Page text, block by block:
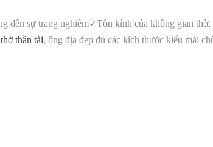
đến sự trang nghiêm✓Tôn kính của không gian thờ.
thần tài, ông địa đẹp đủ các kích thước kiểu mái